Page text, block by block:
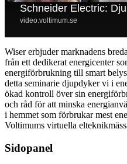
Wiser erbjuder marknadens
från ett dedikerat energicenter
energiförbrukning till smart
detta seminarie djupdyker vi i
ökad kontroll över sin
och råd för att minska
i hemmet som förbrukar mest
Voltimums virtuella
Sidopanel